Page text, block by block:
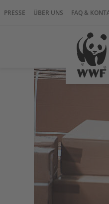
PRESSE ÜBER UNS FAQ &